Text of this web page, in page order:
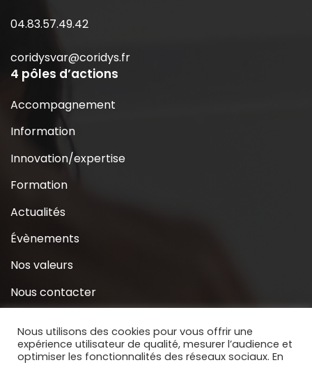
04.83.57.49.42
coridysvar@coridys.fr
4 pôles d’actions
Accompagnement
Information
Innovation/expertise
Formation
Actualités
Évènements
Nos valeurs
Nous contacter
S’inscrire à la Newsletter
Nous utilisons des cookies pour vous offrir une
expérience utilisateur de qualité, mesurer l’audience et
optimiser les fonctionnalités des réseaux sociaux. En